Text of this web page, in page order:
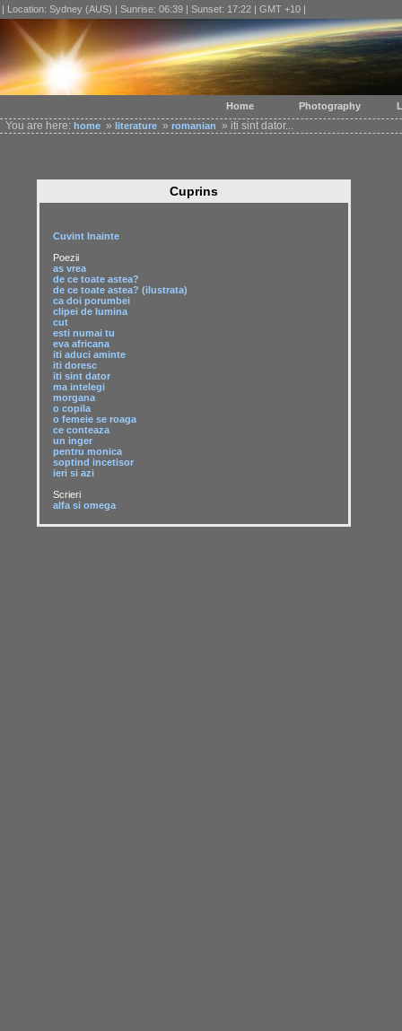
| Location: Sydney (AUS) | Sunrise: 06:39 | Sunset: 17:22 | GMT +10 |
You are here: home » literature » romanian » iti sint dator...
Cuprins
Cuvint Inainte
Poezii
as vrea
de ce toate astea?
de ce toate astea? (ilustrata)
ca doi porumbei
clipei de lumina
cut
esti numai tu
eva africana
iti aduci aminte
iti doresc
iti sint dator
ma intelegi
morgana
o copila
o femeie se roaga
ce conteaza
un inger
pentru monica
soptind incetisor
ieri si azi
Scrieri
alfa si omega
Home Photography